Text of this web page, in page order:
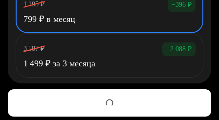
1 195 ₽ −396 ₽
799 ₽ в месяц
3 587 ₽ −2 088 ₽
1 499 ₽ за 3 месяца